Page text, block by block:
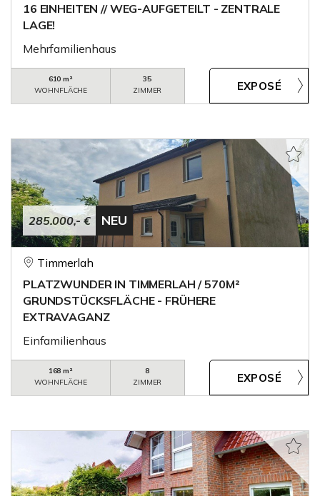
16 EINHEITEN // WEG-AUFGETEILT - ZENTRALE
LAGE!
Mehrfamilienhaus
610 m²
WOHNFLÄCHE
35
ZIMMER
285.000,- € NEU
Timmerlah
PLATZWUNDER IN TIMMERLAH / 570M²
GRUNDSTÜCKSFLÄCHE - FRÜHERE
EXTRAVAGANZ
Einfamilienhaus
168 m²
WOHNFLÄCHE
8
ZIMMER